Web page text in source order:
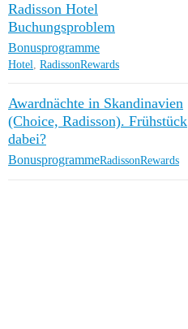
Radisson Hotel
Buchungsproblem
Bonusprogramme
Hotel, RadissonRewards
Awardnächte in Skandinavien
(Choice, Radisson). Frühstück
dabei?
BonusprogrammeRadissonRewards